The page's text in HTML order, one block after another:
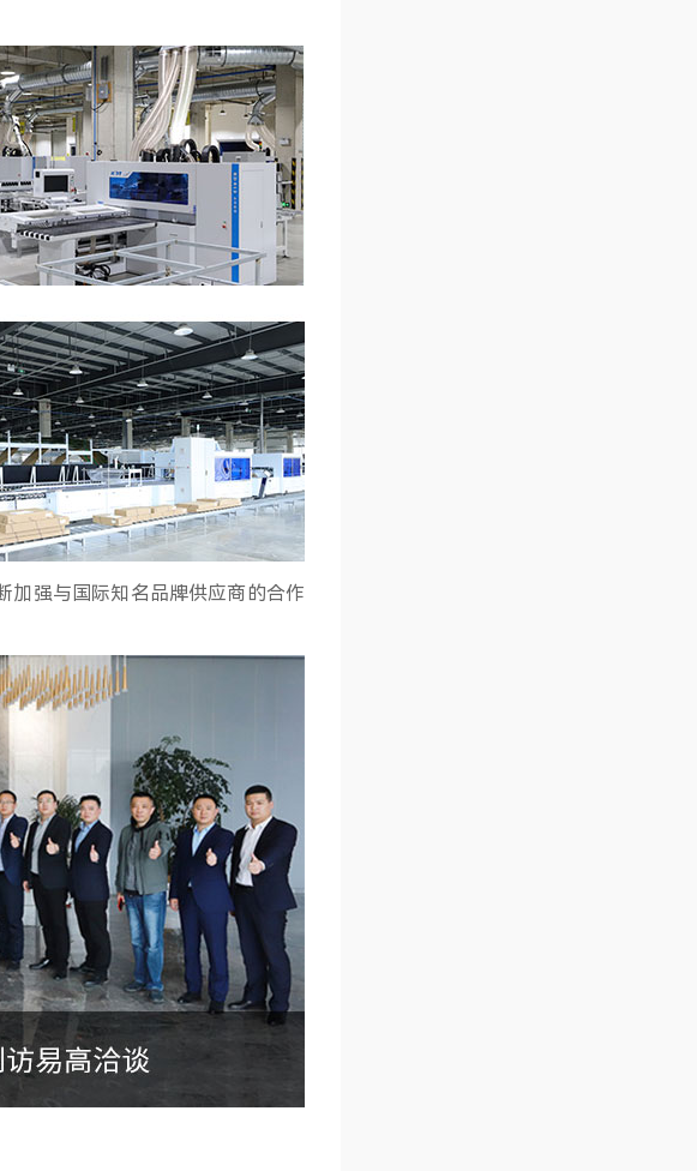
加强与国际知名品牌供应商的合作